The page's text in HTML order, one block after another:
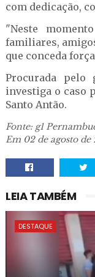
com dedicação,
"Neste
familiares,
que conceda
Procurada
investiga o caso
Santo Antão.
Fonte: g1
Em 02 de agosto de
LEIA TAMBÉM
DESTAQUE